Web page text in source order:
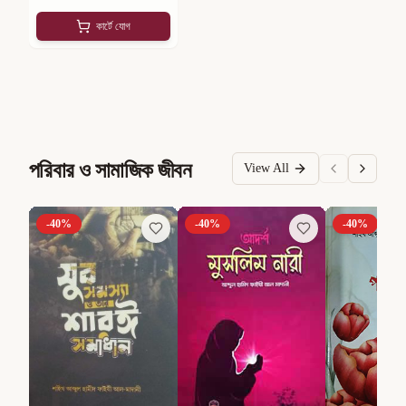
কার্টে যোগ
পরিবার ও সামাজিক জীবন View All
-40% -40% -40%